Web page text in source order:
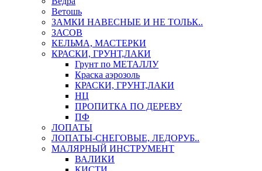
Ветошь
ЗАМКИ НАВЕСНЫЕ И НЕ ТОЛЬК..
ЗАСОВ
КЕЛЬМА, МАСТЕРКИ
КРАСКИ, ГРУНТ,ЛАКИ
Грунт по МЕТАЛЛУ
Краска аэрозоль
КРАСКИ, ГРУНТ,ЛАКИ
НЦ
ПРОПИТКА ПО ДЕРЕВУ
ПФ
ЛОПАТЫ
ЛОПАТЫ-СНЕГОВЫЕ, ЛЕДОРУБ..
МАЛЯРНЫЙ ИНСТРУМЕНТ
ВАЛИКИ